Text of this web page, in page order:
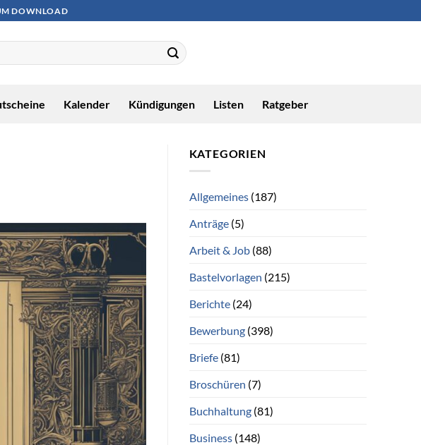
DOWNLOAD
Kalender Kündigungen Listen Ratgeber
KATEGORIEN
Allgemeines(187)
Anträge(5)
Arbeit & Job(88)
Bastelvorlagen (215)
Berichte(24)
Bewerbung(398)
Briefe(81)
Broschüren (7)
Buchhaltung(81)
Business(148)